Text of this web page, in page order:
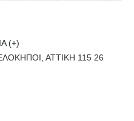
(+)
ΑΤΤΙΚΗ 115 26